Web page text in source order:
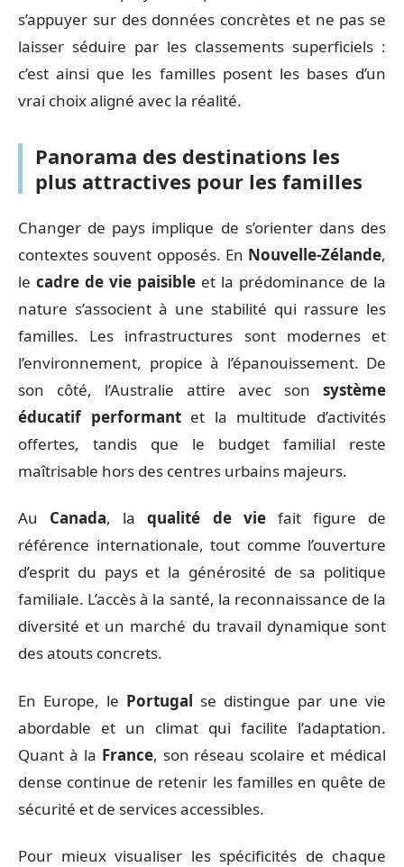
s’appuyer sur des données concrètes et ne pas se
laisser séduire par les classements superficiels :
c’est ainsi que les familles posent les bases d’un
vrai choix aligné avec la réalité.
Panorama des destinations les
plus attractives pour les familles
Changer de pays implique de s’orienter dans des
contextes souvent opposés. En Nouvelle-Zélande,
le cadre de vie paisible et la prédominance de la
nature s’associent à une stabilité qui rassure les
familles. Les infrastructures sont modernes et
l’environnement, propice à l’épanouissement. De
son côté, l’Australie attire avec son système
éducatif performantet la multitude d’activités
offertes, tandis que le budget familial reste
maîtrisable hors des centres urbains majeurs.
Au Canada, laqualité de viefait figure de
référence internationale, tout comme l’ouverture
d’esprit du pays et la générosité de sa politique
familiale. L’accès à la santé, la reconnaissance de la
diversité et un marché du travail dynamique sont
des atouts concrets.
En Europe, le Portugal se distingue par une vie
abordable et un climat qui facilite l’adaptation.
Quant à la France, son réseau scolaire et médical
dense continue de retenir les familles en quête de
sécurité et de services accessibles.
Pour mieux visualiser les spécificités de chaque